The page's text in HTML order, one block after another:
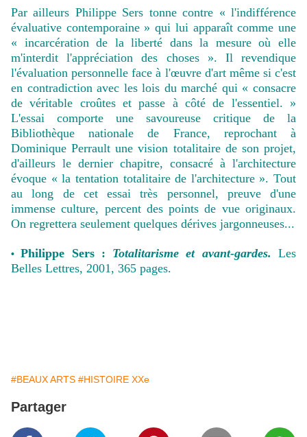
Par ailleurs Philippe Sers tonne contre « l'indifférence
évaluative contemporaine » qui lui apparaît comme une
« incarcération de la liberté dans la mesure où elle
m'interdit l'appréciation des choses ». Il revendique
l'évaluation personnelle face à l'œuvre d'art même si c'est
en contradiction avec les lois du marché qui « consacre
de véritable croûtes et passe à côté de l'essentiel. »
L'essai comporte une savoureuse critique de la
Bibliothèque nationale de France, reprochant à
Dominique Perrault une vision totalitaire de son projet,
d'ailleurs le dernier chapitre, consacré à l'architecture
évoque « la tentation totalitaire de l'architecture ». Tout
au long de cet essai très personnel, preuve d'une
immense culture, percent des points de vue originaux.
On regrettera seulement quelques dérives jargonneuses...
• Philippe Sers : Totalitarisme et avant-gardes. Les
Belles Lettres, 2001, 365 pages.
#BEAUX ARTS #HISTOIRE XXe
Partager